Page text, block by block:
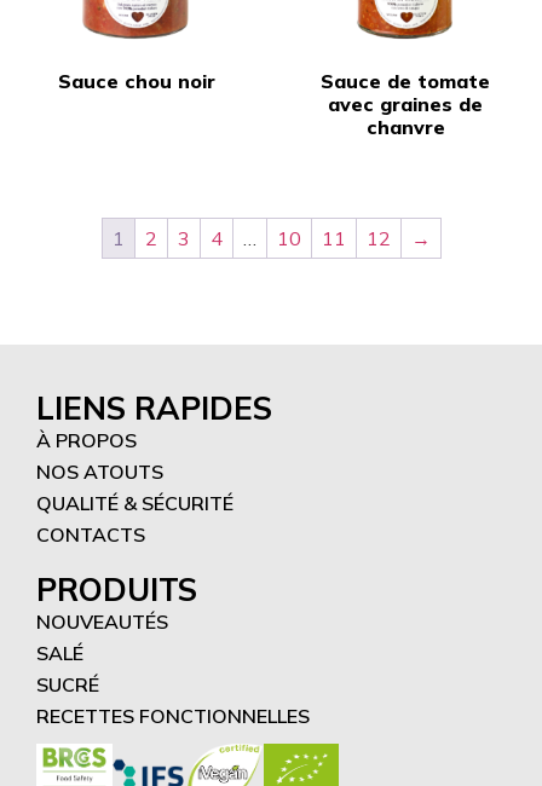
Sauce chou noir
Sauce de tomate
avec graines de
chanvre
1 2 3 4 10 11 12 →
LIENS RAPIDES
À PROPOS
NOS ATOUTS
QUALITÉ & SÉCURITÉ
CONTACTS
PRODUITS
NOUVEAUTÉS
SALÉ
SUCRÉ
RECETTES FONCTIONNELLES